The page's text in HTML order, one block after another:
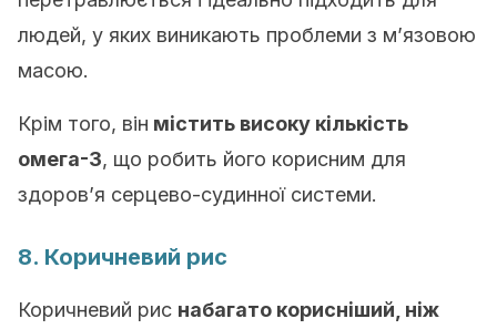
людей, у яких виникають проблеми з м’язовою
масою.
Крім того, він містить високу кількість
омега-3, що робить його корисним для
здоров’я серцево-судинної системи.
8. Коричневий рис
Коричневий рис набагато корисніший, ніж